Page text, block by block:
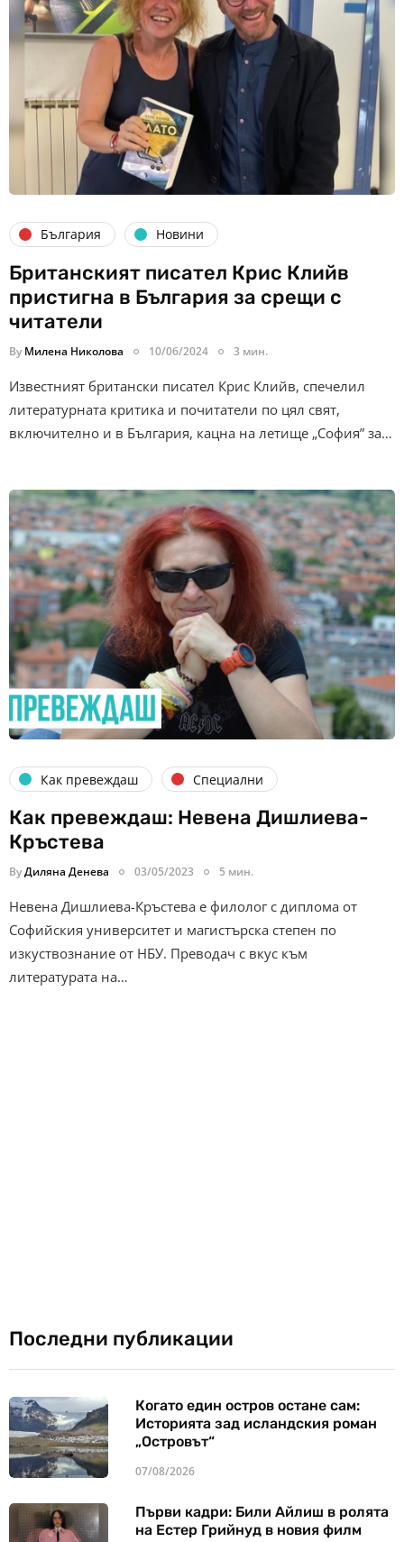
България Новини
Британският писател Крис Клийв
пристигна в България за срещи с
читатели
By Милена Николова 10/06/2024 3 мин.
Известният британски писател Крис Клийв, спечелил
литературната критика и почитатели по цял свят,
включително и в България, кацна на летище „София” за…
Как превеждаш Специални
Как превеждаш: Невена Дишлиева-
Кръстева
ByДиляна Денева 03/05/2023 5 мин.
Невена Дишлиева-Кръстева е филолог с диплома от
Софийския университет и магистърска степен по
изкуствознание от НБУ. Преводач с вкус към
литературата на…
Последни публикации
Когато един остров остане сам:
Историята зад исландския роман
„Островът“
07/08/2026
Първи кадри: Били Айлиш в ролята
на Естер Грийнуд в новия филм